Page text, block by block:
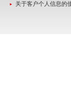
关于客户个人信息的